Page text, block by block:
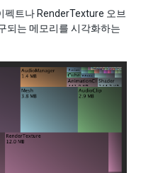
펙트나 RenderTexture 오브
되는 메모리를 시각화하는